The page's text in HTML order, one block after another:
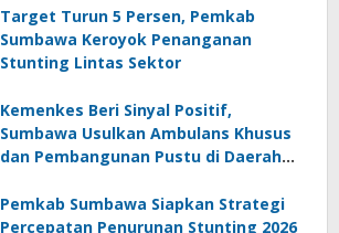
Target Turun 5 Persen, Pemkab
Sumbawa Keroyok Penanganan
Stunting Lintas Sektor
Kemenkes Beri Sinyal Positif,
Sumbawa Usulkan Ambulans Khusus
dan Pembangunan Pustu di Daerah
Pemkab Sumbawa Siapkan Strategi
Percepatan Penurunan Stunting 2026